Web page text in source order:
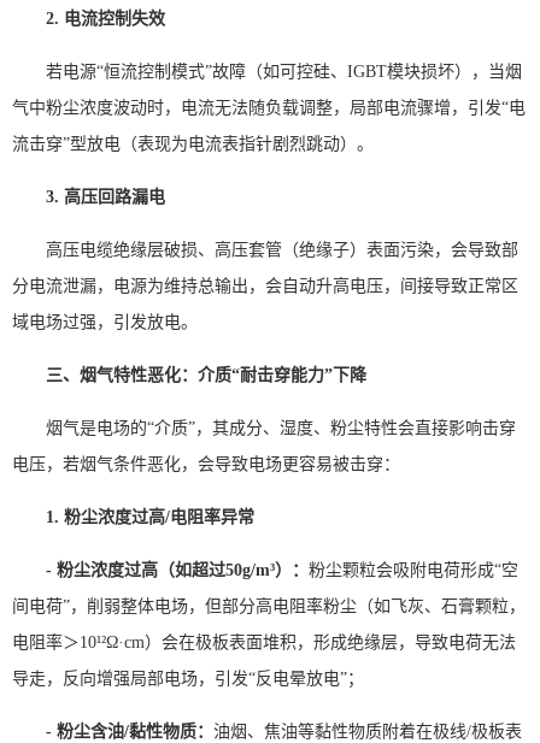
2. 电流控制失效
若电源“恒流控制模式”故障（如可控硅、IGBT模块损坏），当烟
气中粉尘浓度波动时，电流无法随负载调整，局部电流骤增，引发“电
流击穿”型放电（表现为电流表指针剧烈跳动）。
3. 高压回路漏电
高压电缆绝缘层破损、高压套管（绝缘子）表面污染，会导致部
分电流泄漏，电源为维持总输出，会自动升高电压，间接导致正常区
域电场过强，引发放电。
三、烟气特性恶化：介质“耐击穿能力”下降
烟气是电场的“介质”，其成分、湿度、粉尘特性会直接影响击穿
电压，若烟气条件恶化，会导致电场更容易被击穿：
1. 粉尘浓度过高/电阻率异常
- 粉尘浓度过高（如超过50g/m³）： 粉尘颗粒会吸附电荷形成“空
间电荷”，削弱整体电场，但部分高电阻率粉尘（如飞灰、石膏颗粒，
电阻率＞10¹²Ω·cm）会在极板表面堆积，形成绝缘层，导致电荷无法
导走，反向增强局部电场，引发“反电晕放电”；
- 粉尘含油/黏性物质： 油烟、焦油等黏性物质附着在极线/极板表